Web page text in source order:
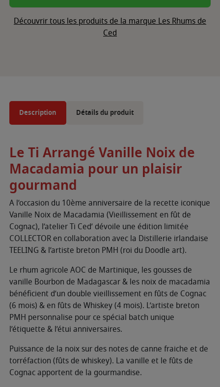
Découvrir tous les produits de la marque Les Rhums de
Ced
Description Détails du produit
Le Ti Arrangé Vanille Noix de
Macadamia pour un plaisir
gourmand
A l’occasion du 10ème anniversaire de la recette iconique
Vanille Noix de Macadamia (Vieillissement en fût de
Cognac), l’atelier Ti Ced’ dévoile une édition limitée
COLLECTOR en collaboration avec la Distillerie irlandaise
TEELING & l’artiste breton PMH (roi du Doodle art).
Le rhum agricole AOC de Martinique, les gousses de
vanille Bourbon de Madagascar & les noix de macadamia
bénéficient d’un double vieillissement en fûts de Cognac
(6 mois) & en fûts de Whiskey (4 mois). L’artiste breton
PMH personnalise pour ce spécial batch unique
l’étiquette & l’étui anniversaires.
Puissance de la noix sur des notes de canne fraiche et de
torréfaction (fûts de whiskey). La vanille et le fûts de
Cognac apportent de la gourmandise.